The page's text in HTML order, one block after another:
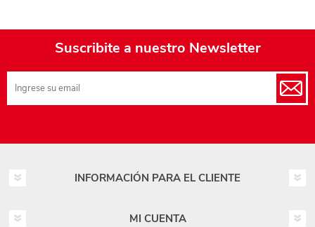
Suscribite a nuestro Newsletter
INFORMACIÓN PARA EL CLIENTE
MI CUENTA